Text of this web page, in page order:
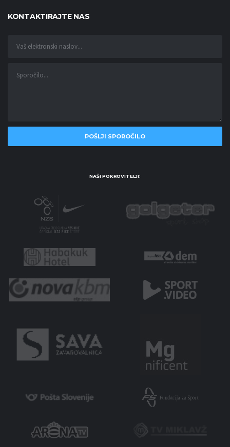
KONTAKTIRAJTE NAS
NAŠI POKROVITELJI: